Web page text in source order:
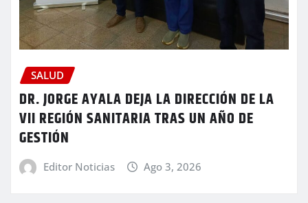
SALUD
DR. JORGE AYALA DEJA LA DIRECCIÓN DE LA
VII REGIÓN SANITARIA TRAS UN AÑO DE
GESTIÓN
Editor Noticias Ago 3, 2026